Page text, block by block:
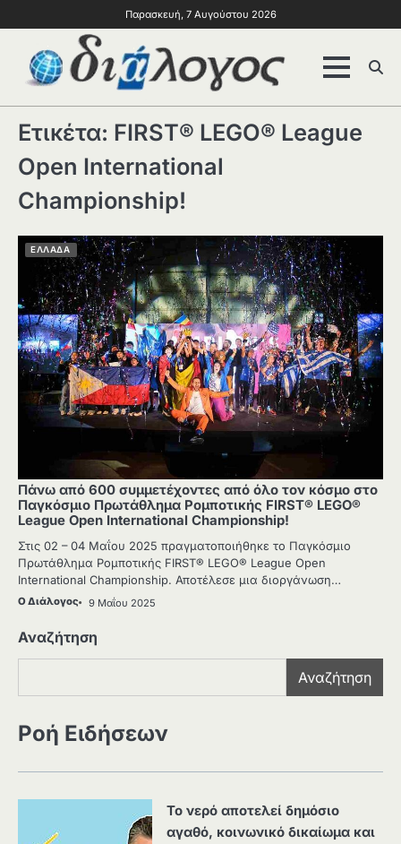
Παρασκευή, 7 Αυγούστου 2026
Ετικέτα: FIRST® LEGO® League
Open International
Championship!
ΕΛΛΑΔΑ
Πάνω από 600 συμμετέχοντες από όλο τον κόσμο στο
Παγκόσμιο Πρωτάθλημα Ρομποτικής FIRST® LEGO®
League Open International Championship!
Στις 02 – 04 Μαΐου 2025 πραγματοποιήθηκε το Παγκόσμιο
Πρωτάθλημα Ρομποτικής FIRST® LEGO® League Open
International Championship. Αποτέλεσε μια διοργάνωση…
Ο Διάλογος 9 Μαΐου 2025
Αναζήτηση
Αναζήτηση
Ροή Ειδήσεων
Το νερό αποτελεί δημόσιο
αγαθό, κοινωνικό δικαίωμα και